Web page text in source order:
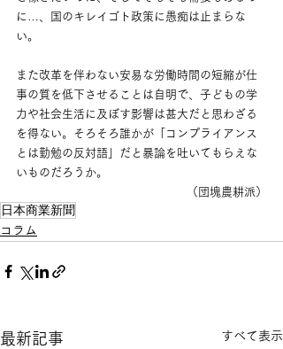
に…、国のキレイゴト政策に愚痴は止まらな
い。
また改革を伴わない安易な労働時間の短縮が仕
事の質を低下させることは自明で、子どもの学
力や社会生活に及ぼす影響は甚大だと思わざる
を得ない。そろそろ誰かが「コンプライアンス
とは勤勉の反対語」だと暴論を吐いてもらえな
いものだろうか。
（団塊農耕派）
日本商業新聞
コラム
最新記事 すべて表示